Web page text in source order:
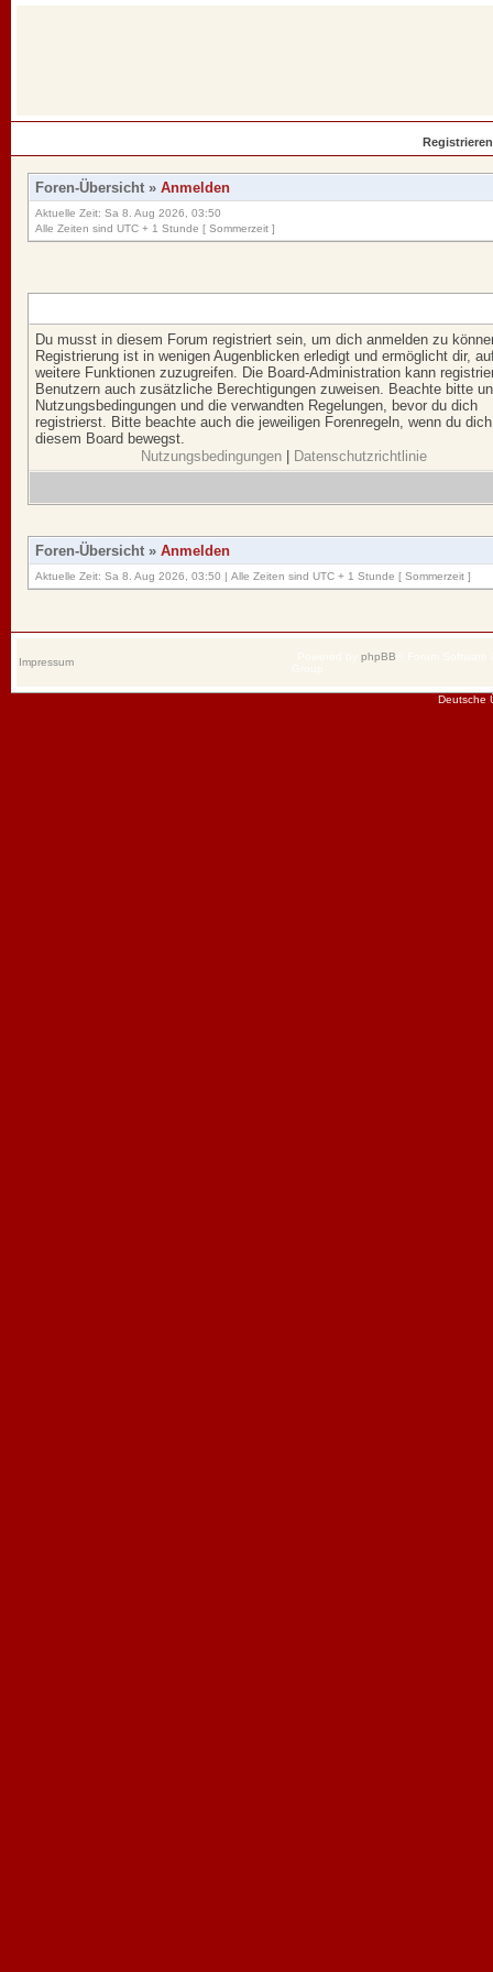
Registrieren
Foren-Übersicht » Anmelden
Aktuelle Zeit: Sa 8. Aug 2026, 03:50
Alle Zeiten sind UTC + 1 Stunde [ Sommerzeit ]
Du musst in diesem Forum registriert sein, um dich anmelden zu
Registrierung ist in wenigen Augenblicken erledigt und ermöglicht dir,
weitere Funktionen zuzugreifen. Die Board-Administration kann
Benutzern auch zusätzliche Berechtigungen zuweisen. Beachte bitte
Nutzungsbedingungen und die verwandten Regelungen, bevor du dich
registrierst. Bitte beachte auch die jeweiligen Forenregeln, wenn du
diesem Board bewegst.
Nutzungsbedingungen
Datenschutzrichtlinie
Foren-Übersicht » Anmelden
Aktuelle Zeit: Sa 8. Aug 2026, 03:50 | Alle Zeiten sind UTC + 1 Stunde [ Sommerzeit ]
Impressum phpBB
Deutsche